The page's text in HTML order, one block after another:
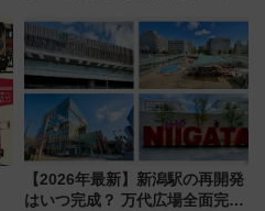
ア「LAKESIDE PARK」（埼玉
県越谷市）
【2026年最新】新潟駅の再開発
はいつ完成？ 万代広場全面完成